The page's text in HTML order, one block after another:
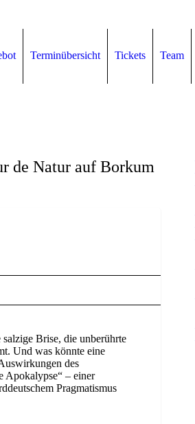
Terminübersicht Tickets Team
de Natur auf Borkum
Brise, die unberührte
Und was könnte eine
des
Apokalypse“ – einer
Pragmatismus